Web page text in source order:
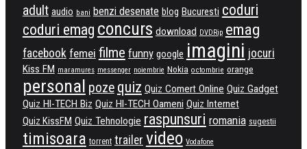
adult audio bani benzi desenate blog Bucuresti coduri
coduri emag concurs download DVDRip emag
facebook femei filme funny google imagini jocuri
Kiss FM maramures messenger noiembrie Nokia octombrie orange
personal poze quiz Quiz Comert Online Quiz Gadget
Quiz HI-TECH Biz Quiz HI-TECH Oameni Quiz Internet
Quiz KissFM Quiz Tehnologie raspunsuri romania sugestii
timisoara torrent trailer video Vodafone